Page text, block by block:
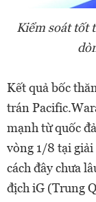
Kiểm soát tốt
Kết quả bốc
trán
mạnh từ quốc
vòng 1/8 tại giải
cách đây chưa
địch iG (Trung